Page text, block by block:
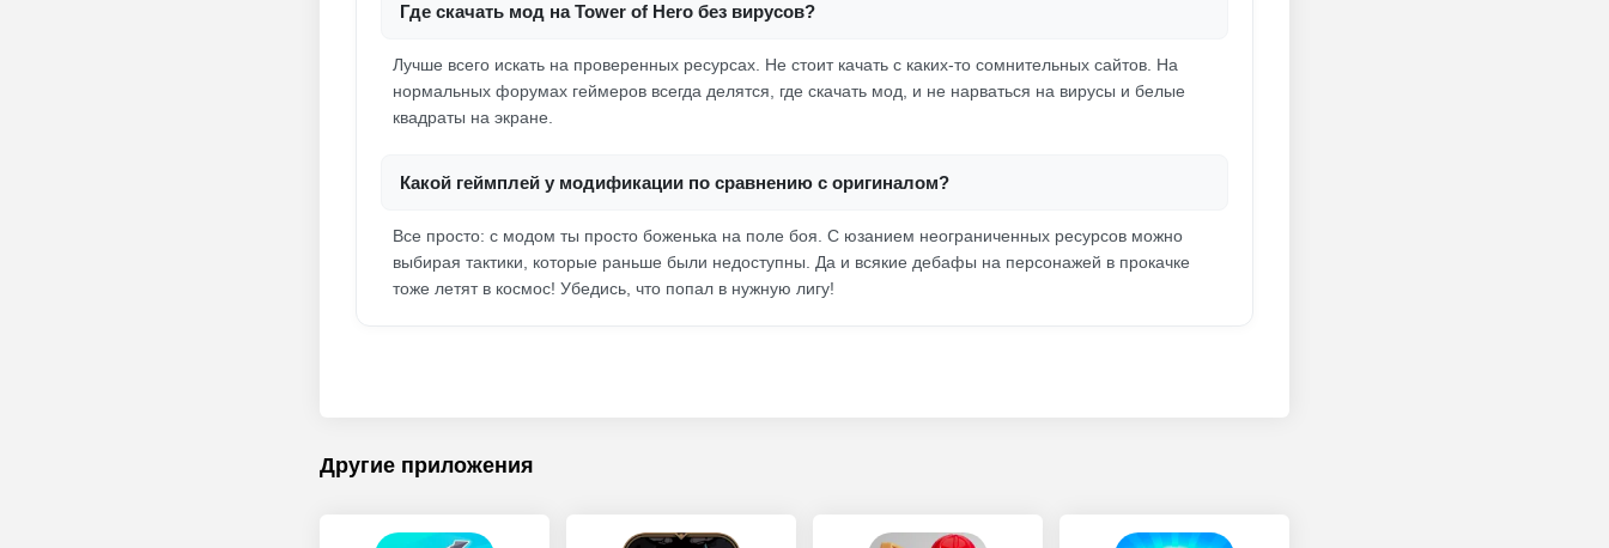
Где скачать мод на Tower of Hero без вирусов?
Лучше всего искать на проверенных ресурсах. Не стоит качать с каких-то сомнительных сайтов. На
нормальных форумах геймеров всегда делятся, где скачать мод, и не нарваться на вирусы и белые
квадраты на экране.
Какой геймплей у модификации по сравнению с оригиналом?
Все просто: с модом ты просто боженька на поле боя. С юзанием неограниченных ресурсов можно
выбирая тактики, которые раньше были недоступны. Да и всякие дебафы на персонажей в прокачке
тоже летят в космос! Убедись, что попал в нужную лигу!
Другие приложения